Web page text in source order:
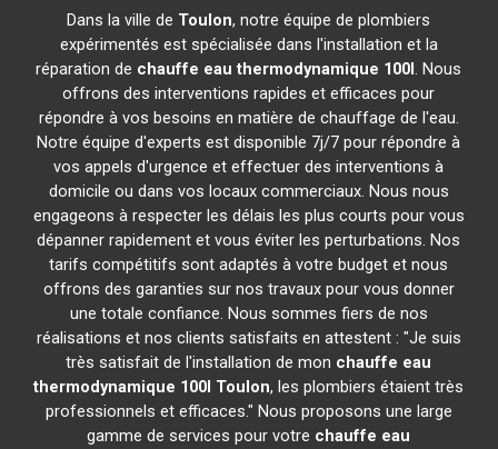
Dans la ville de Toulon, notre équipe de plombiers
expérimentés est spécialisée dans l'installation et la
réparation de chauffe eau thermodynamique 100l. Nous
offrons des interventions rapides et efficaces pour
répondre à vos besoins en matière de chauffage de l'eau.
Notre équipe d'experts est disponible 7j/7 pour répondre à
vos appels d'urgence et effectuer des interventions à
domicile ou dans vos locaux commerciaux. Nous nous
engageons à respecter les délais les plus courts pour vous
dépanner rapidement et vous éviter les perturbations. Nos
tarifs compétitifs sont adaptés à votre budget et nous
offrons des garanties sur nos travaux pour vous donner
une totale confiance. Nous sommes fiers de nos
réalisations et nos clients satisfaits en attestent : "Je suis
très satisfait de l'installation de mon chauffe eau
thermodynamique 100l Toulon, les plombiers étaient très
professionnels et efficaces." Nous proposons une large
gamme de services pour votre chauffe eau